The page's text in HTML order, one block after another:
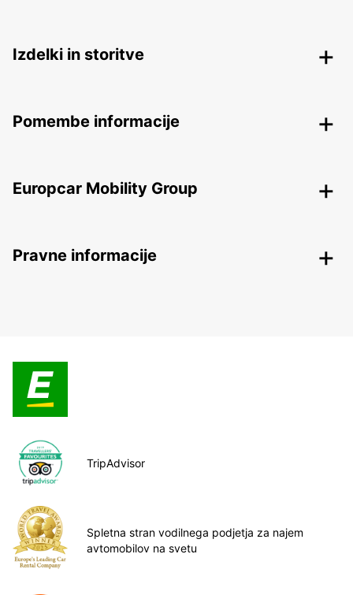
Izdelki in storitve
Pomembe informacije
Europcar Mobility Group
Pravne informacije
TripAdvisor
Spletna stran vodilnega podjetja za najem
avtomobilov na svetu